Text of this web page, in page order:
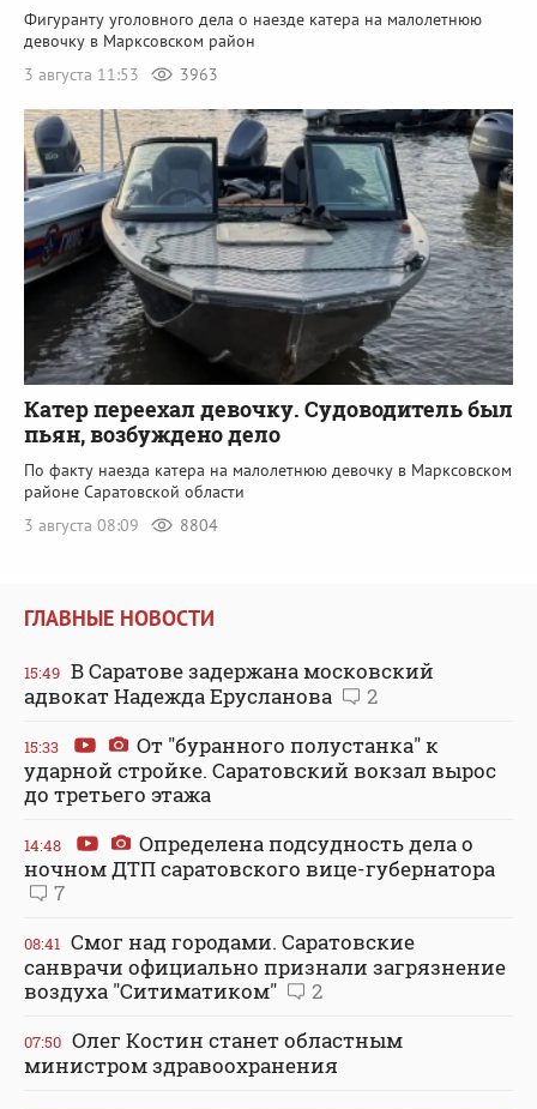
Фигуранту уголовного дела о наезде катера на малолетнюю
девочку в Марксовском район
3 августа 11:53
3963
Катер переехал девочку. Судоводитель был
пьян, возбуждено дело
По факту наезда катера на малолетнюю девочку в Марксовском
районе Саратовской области
3 августа 08:09
8804
ГЛАВНЫЕ НОВОСТИ
15:49 В Саратове задержана московский
адвокат Надежда Ерусланова
2
15:33
От "буранного полустанка" к
ударной стройке. Саратовский вокзал вырос
до третьего этажа
14:48
Определена подсудность дела о
ночном ДТП саратовского вице-губернатора
7
08:41 Смог над городами. Саратовские
санврачи официально признали загрязнение
воздуха "Ситиматиком"
2
07:50 Олег Костин станет областным
министром здравоохранения